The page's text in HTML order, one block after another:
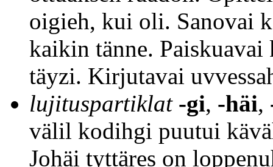
oigieh, kui oli. Sanovai
kaikin tänne. Paiskuavai
täyzi. Kirjutavai
lujituspartiklat -gi, -häi,
välil kodihgi puutui
Johäi tyttäres on